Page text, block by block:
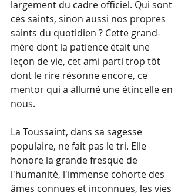
largement du cadre officiel. Qui sont
ces saints, sinon aussi nos propres
saints du quotidien ? Cette grand-
mère dont la patience était une
leçon de vie, cet ami parti trop tôt
dont le rire résonne encore, ce
mentor qui a allumé une étincelle en
nous.
La Toussaint, dans sa sagesse
populaire, ne fait pas le tri. Elle
honore la grande fresque de
l'humanité, l'immense cohorte des
âmes connues et inconnues, les vies